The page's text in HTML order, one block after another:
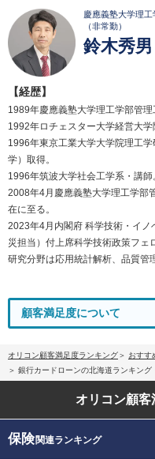
慶應義塾大学理
（非常勤）
鈴木秀男
【経歴】
1989年慶應義塾大学理工学部管理
1992年ロチェスター大学経営大学
1996年東京工業大学大学院理工
学）取得。
1996年筑波大学社会工学系・講師
2008年4月慶應義塾大学理工学部
在に至る。
2023年4月内閣府 科学技術・イ
災担当）付上席科学技術政策フェ
研究分野は応用統計解析、品質管
顧客満足度について
オリコン顧客満足度ランキング おすす
銀行カードローンの北海道ランキング
オリコン顧客
保険関連ランキング